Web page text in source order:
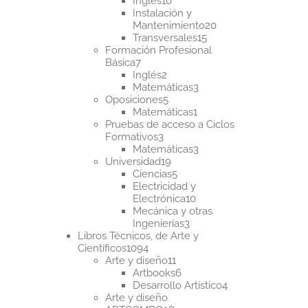
productos
Instalación y
Mantenimiento2020
Transversales1515
productos
Formación Profesional
Básica77
productos
Inglés22
productos
Matemáticas33
Oposiciones55
productos
Matemáticas11
producto
Pruebas de acceso a Ciclos
Formativos33
productos
Matemáticas33
Universidad1919
productos
Ciencias55
productos
Electricidad y
Electrónica1010
productos
Mecánica y otras
Ingenierías33
productos
Libros Técnicos, de Arte y
Científicos10941094
productos
Arte y diseño1111
productos
Artbooks66
productos
Desarrollo Artístico44
Arte y diseño